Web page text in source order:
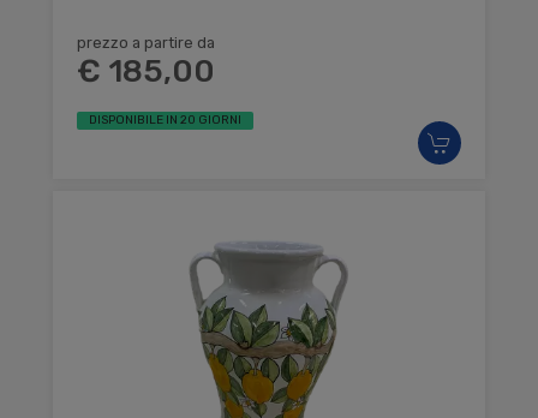
prezzo a partire da
€ 185,00
DISPONIBILE IN 20 GIORNI